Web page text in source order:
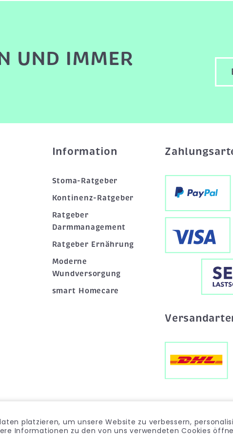
UND IMMER
Information
Stoma-Ratgeber
Kontinenz-Ratgeber
Ratgeber
Darmmanagement
Ratgeber Ernährung
Moderne
Wundversorgung
smart Homecare
platzieren, um unsere Website zu verbessern,
Informationen zu den von uns verwendeten Cookies